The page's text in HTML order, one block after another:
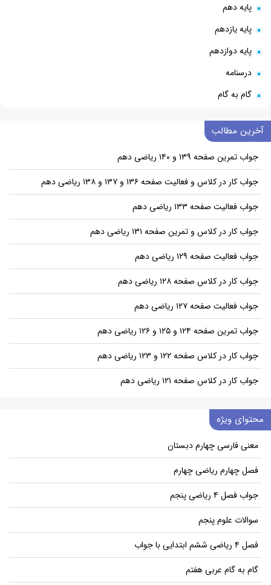
پایه دهم
پایه یازدهم
پایه دوازدهم
درسنامه
گام به گام
آخرین مطالب
جواب تمرین صفحه ۱۳۹ و ۱۴۰ ریاضی دهم
جواب کار در کلاس و فعالیت صفحه ۱۳۶ و ۱۳۷ و ۱۳۸ ریاضی دهم
جواب فعالیت صفحه ۱۳۳ ریاضی دهم
جواب کار در کلاس و تمرین صفحه ۱۳۱ ریاضی دهم
جواب فعالیت صفحه ۱۲۹ ریاضی دهم
جواب کار در کلاس صفحه ۱۲۸ ریاضی دهم
جواب فعالیت صفحه ۱۲۷ ریاضی دهم
جواب تمرین صفحه ۱۲۴ و ۱۲۵ و ۱۲۶ ریاضی دهم
جواب کار در کلاس صفحه ۱۲۲ و ۱۲۳ ریاضی دهم
جواب کار در کلاس صفحه ۱۲۱ ریاضی دهم
محتوای ویژه
معنی فارسی چهارم دبستان
فصل چهارم ریاضی چهارم
جواب فصل ۴ ریاضی پنجم
سوالات علوم پنجم
فصل ۴ ریاضی ششم ابتدایی با جواب
گام به گام عربی هفتم